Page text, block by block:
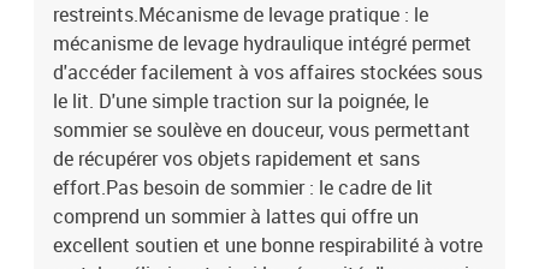
restreints.Mécanisme de levage pratique : le
mécanisme de levage hydraulique intégré permet
d'accéder facilement à vos affaires stockées sous
le lit. D'une simple traction sur la poignée, le
sommier se soulève en douceur, vous permettant
de récupérer vos objets rapidement et sans
effort.Pas besoin de sommier : le cadre de lit
comprend un sommier à lattes qui offre un
excellent soutien et une bonne respirabilité à votre